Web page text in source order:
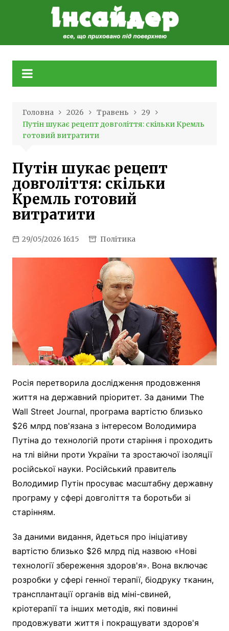
Головна 2026 Травень
29
Путін шукає рецепт довголіття: скільки Кремль
готовий витратити
Путін шукає рецепт
довголіття: скільки
Кремль готовий
витратити
29/05/2026 16:15 Політика
Росія перетворила дослідження продовження
життя на державний пріоритет. За даними The
Wall Street Journal, програма вартістю близько
$26 млрд пов'язана з інтересом Володимира
Путіна до технологій проти старіння і проходить
на тлі війни проти України та зростаючої ізоляції
російської науки. Російський правитель
Володимир Путін просуває масштабну державну
програму у сфері довголіття та боротьби зі
старінням.
За даними видання, йдеться про ініціативу
вартістю близько $26 млрд під назвою «Нові
технології збереження здоров'я». Вона включає
розробки у сфері генної терапії, біодруку тканин,
трансплантації органів від міні-свиней,
кріотерапії та інших методів, які повинні
продовжувати життя і покращувати здоров'я